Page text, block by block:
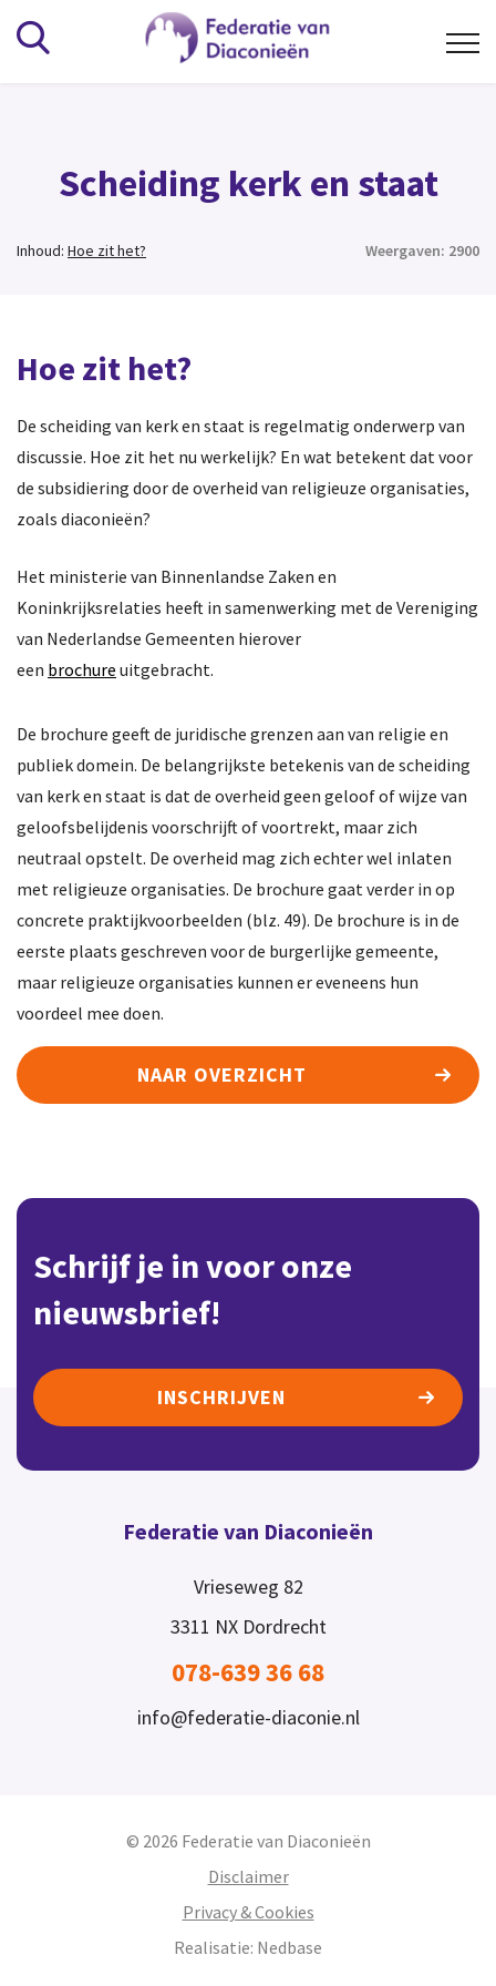
Alfabetisch
Vereniging
Doelstelling
Bureau & dienstverlening
Erepenning
Contact
Scheiding kerk en staat
Inhoud: Hoe zit het? Weergaven: 2900
Hoe zit het?
De scheiding van kerk en staat is regelmatig onderwerp van
discussie. Hoe zit het nu werkelijk? En wat betekent dat voor
de subsidiering door de overheid van religieuze organisaties,
zoals diaconieën?
Het ministerie van Binnenlandse Zaken en
Koninkrijksrelaties heeft in samenwerking met de Vereniging
van Nederlandse Gemeenten hierover
een brochure uitgebracht.
De brochure geeft de juridische grenzen aan van religie en
publiek domein. De belangrijkste betekenis van de scheiding
van kerk en staat is dat de overheid geen geloof of wijze van
geloofsbelijdenis voorschrijft of voortrekt, maar zich
neutraal opstelt. De overheid mag zich echter wel inlaten
met religieuze organisaties. De brochure gaat verder in op
concrete praktijkvoorbeelden (blz. 49). De brochure is in de
eerste plaats geschreven voor de burgerlijke gemeente,
maar religieuze organisaties kunnen er eveneens hun
voordeel mee doen.
NAAR OVERZICHT
Schrijf je in voor onze
nieuwsbrief!
INSCHRIJVEN
Federatie van Diaconieën
Vrieseweg 82
3311 NX Dordrecht
078-639 36 68
info@federatie-diaconie.nl
© 2026 Federatie van Diaconieën
Disclaimer
Privacy & Cookies
Realisatie: Nedbase